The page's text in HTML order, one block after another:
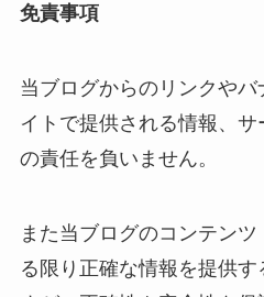
免責事項
当ブログからのリンクや
イトで提供される情報、
の責任を負いません。
また当ブログのコンテン
る限り正確な情報を提供